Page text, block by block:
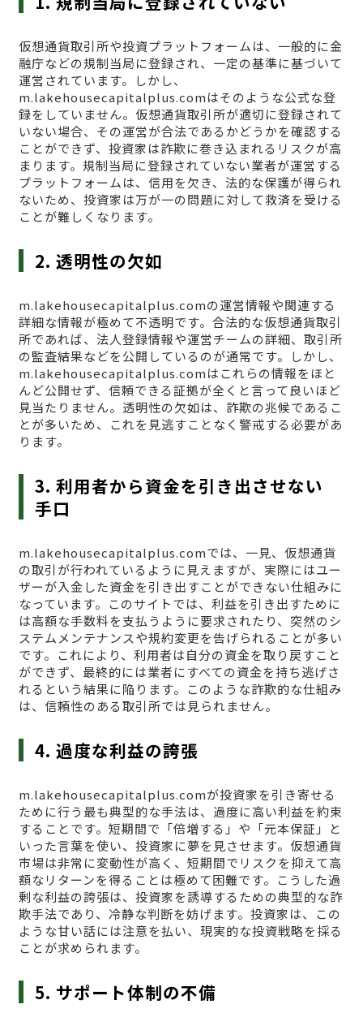
仮想通貨取引所や投資プラットフォームは、一般的に金
融庁などの規制当局に登録され、一定の基準に基づいて
運営されています。しかし、
m.lakehousecapitalplus.comはそのような公式な登
録をしていません。仮想通貨取引所が適切に登録されて
いない場合、その運営が合法であるかどうかを確認する
ことができず、投資家は詐欺に巻き込まれるリスクが高
まります。規制当局に登録されていない業者が運営する
プラットフォームは、信用を欠き、法的な保護が得られ
ないため、投資家は万が一の問題に対して救済を受ける
ことが難しくなります。
2. 透明性の欠如
m.lakehousecapitalplus.comの運営情報や関連する
詳細な情報が極めて不透明です。合法的な仮想通貨取引
所であれば、法人登録情報や運営チームの詳細、取引所
の監査結果などを公開しているのが通常です。しかし、
m.lakehousecapitalplus.comはこれらの情報をほと
んど公開せず、信頼できる証拠が全くと言って良いほど
見当たりません。透明性の欠如は、詐欺の兆候であるこ
とが多いため、これを見逃すことなく警戒する必要があ
ります。
3. 利用者から資金を引き出させない
手口
m.lakehousecapitalplus.comでは、一見、仮想通貨
の取引が行われているように見えますが、実際にはユー
ザーが入金した資金を引き出すことができない仕組みに
なっています。このサイトでは、利益を引き出すために
は高額な手数料を支払うように要求されたり、突然のシ
ステムメンテナンスや規約変更を告げられることが多い
です。これにより、利用者は自分の資金を取り戻すこと
ができず、最終的には業者にすべての資金を持ち逃げさ
れるという結果に陥ります。このような詐欺的な仕組み
は、信頼性のある取引所では見られません。
4. 過度な利益の誇張
m.lakehousecapitalplus.comが投資家を引き寄せる
ために行う最も典型的な手法は、過度に高い利益を約束
することです。短期間で「倍増する」や「元本保証」と
いった言葉を使い、投資家に夢を見させます。仮想通貨
市場は非常に変動性が高く、短期間でリスクを抑えて高
額なリターンを得ることは極めて困難です。こうした過
剰な利益の誇張は、投資家を誘導するための典型的な詐
欺手法であり、冷静な判断を妨げます。投資家は、この
ような甘い話には注意を払い、現実的な投資戦略を採る
ことが求められます。
5. サポート体制の不備